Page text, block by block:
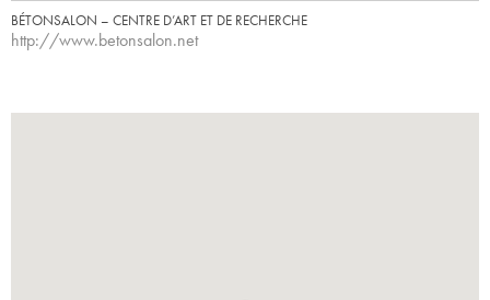
BÉTONSALON – CENTRE D’ART ET DE RECHERCHE
http://www.betonsalon.net